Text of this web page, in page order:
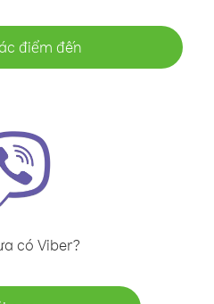
điểm đến
có Viber?